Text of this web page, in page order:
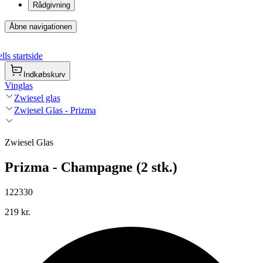
Rådgivning
Åbne navigationen
startside
Indkøbskurv
Vinglas
Zwiesel glas
Zwiesel Glas - Prizma
Zwiesel Glas
Prizma - Champagne (2 stk.)
122330
219 kr.